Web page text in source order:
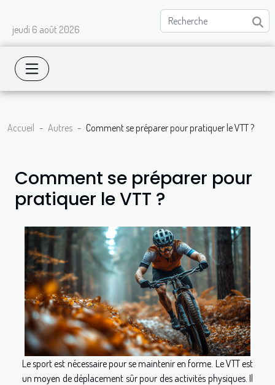
jeudi 6 août 2026
Accueil Autres Comment se préparer pour pratiquer le VTT ?
Comment se préparer pour
pratiquer le VTT ?
Le sport est nécessaire pour se maintenir en forme. Le VTT est
un moyen de déplacement sûr pour des activités physiques. Il